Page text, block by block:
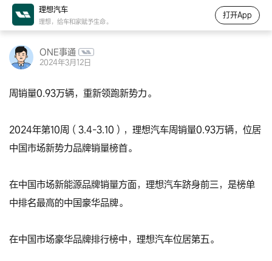
ONE事通
2024年3月12日
周销量0.93万辆，重新领跑新势力。
2024年第10周（3.4-3.10），理想汽车周销量0.93万辆，位居
中国市场新势力品牌销量榜首。
在中国市场新能源品牌销量方面，理想汽车跻身前三，是榜单
中排名最高的中国豪华品牌。
在中国市场豪华品牌排行榜中，理想汽车位居第五。
理想汽车
理想，给车和家赋予生命。
打开App